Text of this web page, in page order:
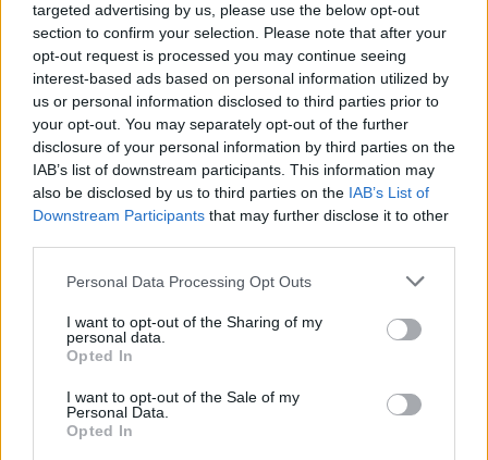
targeted advertising by us, please use the below opt-out
section to confirm your selection. Please note that after your
opt-out request is processed you may continue seeing
interest-based ads based on personal information utilized by
us or personal information disclosed to third parties prior to
your opt-out. You may separately opt-out of the further
disclosure of your personal information by third parties on the
IAB’s list of downstream participants. This information may
also be disclosed by us to third parties on the IAB’s List of
Downstream Participants that may further disclose it to other
Personal Data Processing Opt Outs
I want to opt-out of the Sharing of my
personal data.
Opted In
I want to opt-out of the Sale of my
Personal Data.
Opted In